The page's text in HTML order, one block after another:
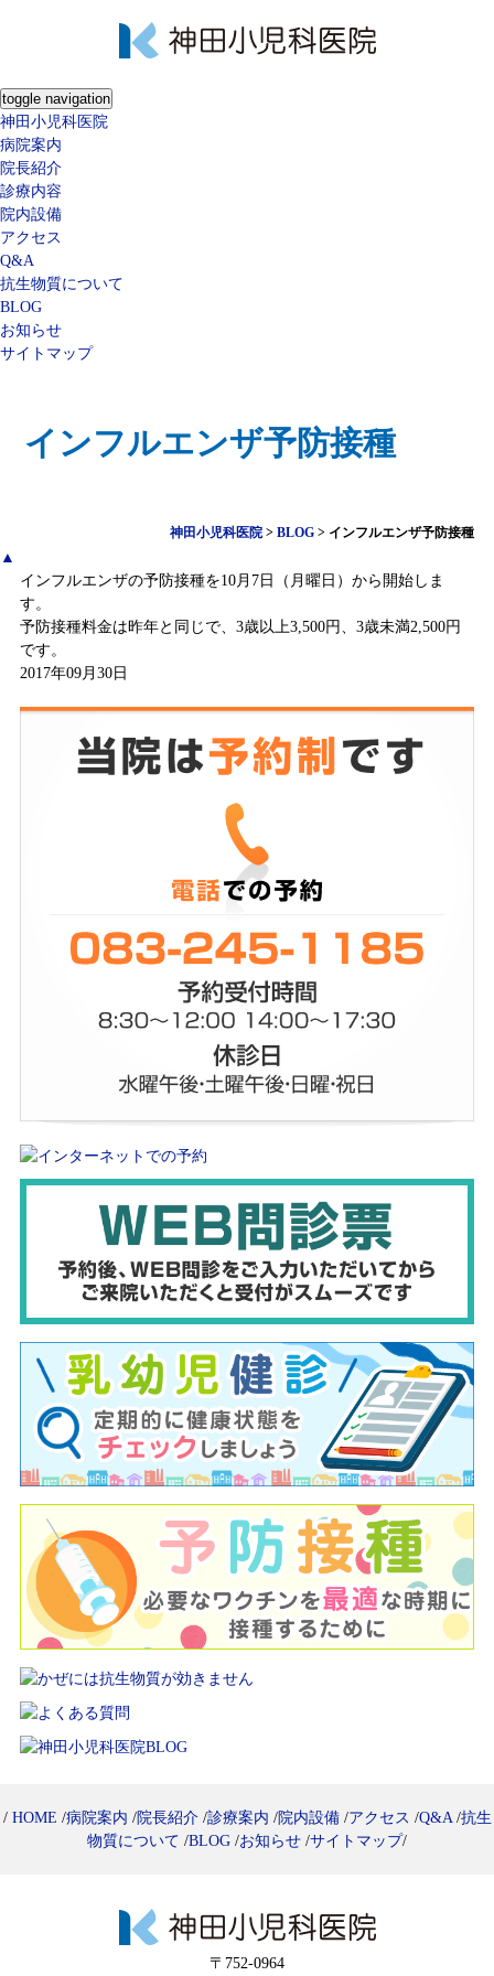
toggle navigation
神田小児科医院
病院案内
院長紹介
診療内容
院内設備
アクセス
Q&A
抗生物質について
BLOG
お知らせ
サイトマップ
インフルエンザ予防接種
神田小児科医院 >BLOG > インフルエンザ予防接種
▲
インフルエンザの予防接種を10月7日（月曜日）から開始しま
す。
予防接種料金は昨年と同じで、3歳以上3,500円、3歳未満2,500円
です。
2017年09月30日
/ HOME /病院案内 /院長紹介/診療案内 /院内設備/アクセス /Q&A/抗生
物質について /BLOG /お知らせ /サイトマップ/
〒752-0964